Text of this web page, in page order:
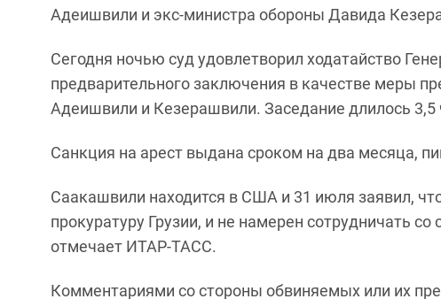
Адеишвили и экс-министра обороны Давида
Сегодня ночью суд удовлетворил ходатайство
предварительного заключения в качестве меры
Адеишвили и Кезерашвили. Заседание длилось 3,5
Санкция на арест выдана сроком на два месяца,
Саакашвили находится в США и 31 июля заявил,
прокуратуру Грузии, и не намерен сотрудничать
отмечает ИТАР-ТАСС.
Комментариями со стороны обвиняемых или их